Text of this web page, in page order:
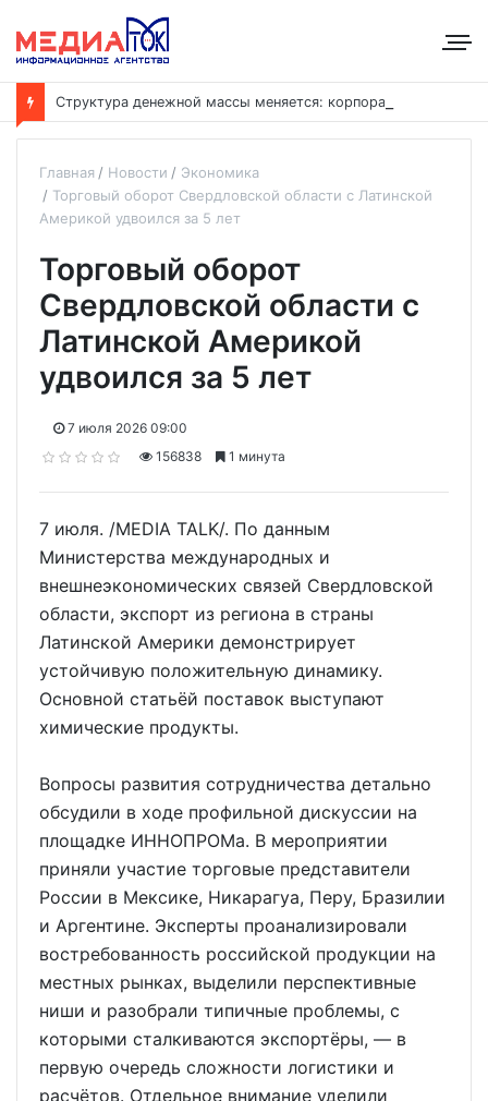
Главная Новости
Экономика
Торговый оборот Свердловской области с Латинской
Америкой удвоился за 5 лет
Торговый оборот
Свердловской области с
Латинской Америкой
удвоился за 5 лет
7 июля 2026 09:00
156838
1 минута
7 июля. /MEDIA TALK/. По данным
Министерства международных и
внешнеэкономических связей Свердловской
области, экспорт из региона в страны
Латинской Америки демонстрирует
устойчивую положительную динамику.
Основной статьёй поставок выступают
химические продукты.
Вопросы развития сотрудничества детально
обсудили в ходе профильной дискуссии на
площадке ИННОПРОМа. В мероприятии
приняли участие торговые представители
России в Мексике, Никарагуа, Перу, Бразилии
и Аргентине. Эксперты проанализировали
востребованность российской продукции на
местных рынках, выделили перспективные
ниши и разобрали типичные проблемы, с
которыми сталкиваются экспортёры, — в
первую очередь сложности логистики и
расчётов. Отдельное внимание уделили